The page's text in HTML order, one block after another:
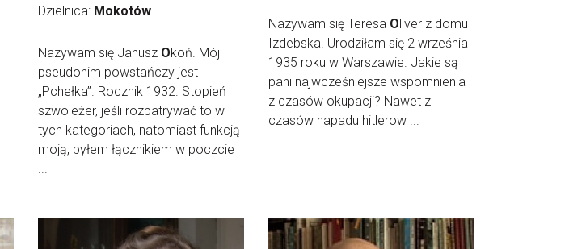
Dzielnica: Mokotów
Nazywam się Janusz Okoń. Mój
pseudonim powstańczy jest
„Pchełka”. Rocznik 1932. Stopień
szwoleżer, jeśli rozpatrywać to w
tych kategoriach, natomiast funkcją
moją, byłem łącznikiem w poczcie
...
Nazywam się Teresa Oliver z domu
Izdebska. Urodziłam się 2 września
1935 roku w Warszawie. Jakie są
pani najwcześniejsze wspomnienia
z czasów okupacji? Nawet z
czasów napadu hitlerow ...